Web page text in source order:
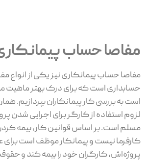
مفاصا حساب
مفاصا حساب پیمانکاری نیز یکی از انواع
حسابداری است که برای درک بهتر ماهیت
است به بررسی کار پیمانکاران بپردازیم.
لزوم استفاده از کارگر برای اجرایی شدن
مسلم است. بر اساس قوانین کار، بیمه
کارفرما نیست و پیمانکار موظف است برای
پروژه‌اش، کارگران خود را بیمه کند و